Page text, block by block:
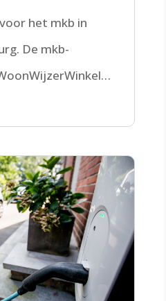
het mkb in
De mkb-
je klaar.